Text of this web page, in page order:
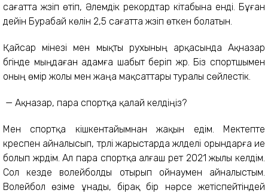
сағатта жүзіп өтіп, Әлемдік рекордтар кітабына енді. Бұған
дейін Бурабай көлін 2,5 сағатта жүзіп өткен болатын.
Қайсар мінезі мен мықты рухының арқасында Ақназар
бүгінде мыңдаған адамға шабыт беріп жүр. Біз спортшымен
оның өмір жолы мен жаңа мақсаттары туралы сөйлестік.
— Ақназар, пара спортқа қалай келдіңіз?
Мен спортқа кішкентайымнан жақын едім. Мектепте
күреспен айналысып, түрлі жарыстарда жүлделі орындарға ие
болып жүрдім. Ал пара спортқа алғаш рет 2021 жылы келдім.
Сол кезде волейболды отырып ойнаумен айналыстым.
Волейбол өзіме ұнады, бірақ бір нәрсе жетіспейтіндей